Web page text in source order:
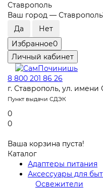
Ставрополь
Ваш город — Ставрополь
Избранное0
Личный кабинет
8 800 201 86 26
г. Ставрополь, ул.
Пункт выдачи СДЭК
0
0
Ваша корзина пуста!
Каталог
Адаптеры питания
Аксессуары для
Освежители